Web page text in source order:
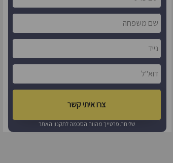
שליחת פרטייך מהווה הסכמה לתקנון האתר